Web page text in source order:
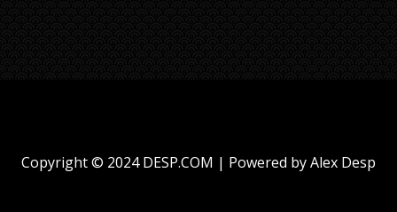
Copyright © 2024 DESP.COM | Powered by Alex Desp